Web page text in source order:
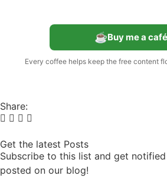
☕Buy me a
Every coffee helps keep the free content
Share:
Get the latest Posts
Subscribe to this list and get
posted on our blog!